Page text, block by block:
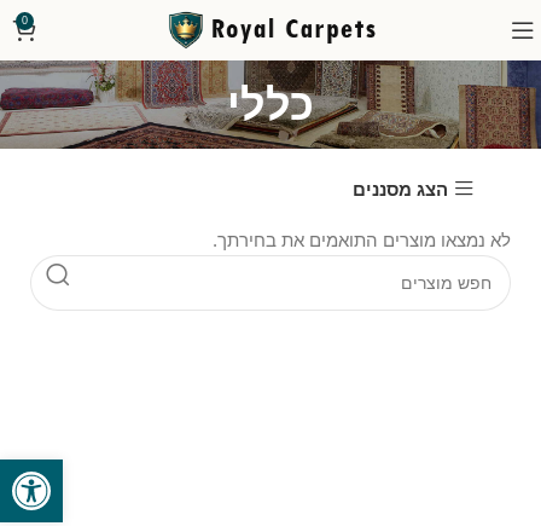
0
כללי
הצג מסננים
לא נמצאו מוצרים התואמים את בחירתך.
פתח